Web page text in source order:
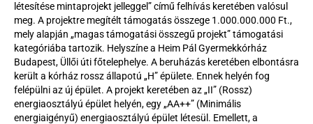
létesítése mintaprojekt jelleggel” című felhívás keretében valósul
meg. A projektre megítélt támogatás összege 1.000.000.000 Ft.,
mely alapján „magas támogatási összegű projekt” támogatási
kategóriába tartozik. Helyszíne a Heim Pál Gyermekkórház
Budapest, Üllői úti főtelephelye. A beruházás keretében elbontásra
került a kórház rossz állapotú „H” épülete. Ennek helyén fog
felépülni az új épület. A projekt keretében az „II” (Rossz)
energiaosztályú épület helyén, egy „AA++” (Minimális
energiaigényű) energiaosztályú épület létesül. Emellett, a